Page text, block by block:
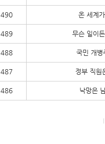
490 온 세계
489 무슨 일이
488 국민 개병
487 정부 직원
486 낙망은